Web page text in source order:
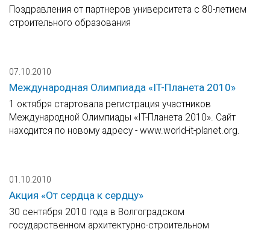
Поздравления от партнеров университета с 80-летием
строительного образования
07.10.2010
Международная Олимпиада «IT-Планета 2010»
1 октября стартовала регистрация участников
Международной Олимпиады «IT-Планета 2010». Сайт
находится по новому адресу - www.world-it-planet.org.
01.10.2010
Акция «От сердца к сердцу»
30 сентября 2010 года в Волгоградском
государственном архитектурно-строительном